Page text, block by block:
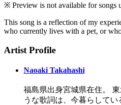
※ Preview is not available for songs
This song is a reflection of my
who currently lives with a pet, or
Artist Profile
Naoaki Takahashi
福島県出身宮城県在住。
うな歌詞は、今暮らして